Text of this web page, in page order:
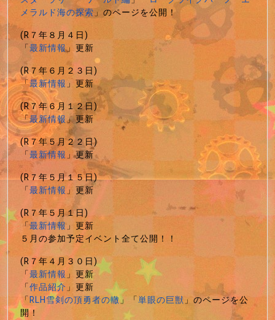
メラルド海の探索」のページを公開！
(R７年８月４日)
「最新情報」更新
(R７年６月２３日)
「最新情報」更新
(R７年６月１２日)
「最新情報」更新
(R７年５月２２日)
「最新情報」更新
(R７年５月１５日)
「最新情報」更新
(R７年５月１日)
「最新情報」更新
５月の参加予定イベント全て公開！！
(R７年４月３０日)
「最新情報」更新
「作品紹介」更新
「RLH雪剣の頂勇者の轍」「単眼の巨獣」のページを公
開！